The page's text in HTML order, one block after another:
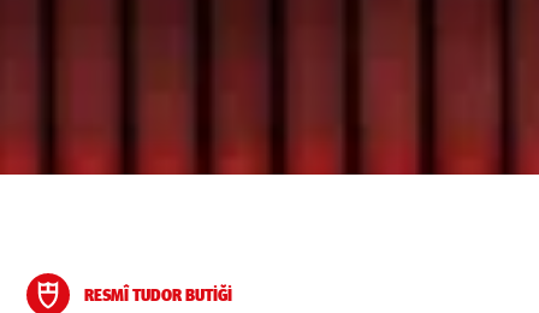
RESMÎ TUDOR BUTIĞI